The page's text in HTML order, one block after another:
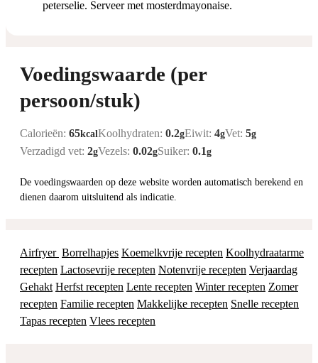
peterselie. Serveer met mosterdmayonaise.
Voedingswaarde (per
persoon/stuk)
Calorieën: 65kcalKoolhydraten: 0.2gEiwit: 4gVet: 5g
Verzadigd vet: 2gVezels: 0.02gSuiker: 0.1g
De voedingswaarden op deze website worden automatisch berekend en
dienen daarom uitsluitend als indicatie.
Airfryer Borrelhapjes Koemelkvrije recepten Koolhydraatarme
recepten Lactosevrije recepten Notenvrije recepten Verjaardag
Gehakt Herfst recepten Lente recepten Winter recepten Zomer
recepten Familie recepten Makkelijke recepten Snelle recepten
Tapas recepten Vlees recepten